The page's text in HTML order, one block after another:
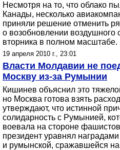
Несмотря на то, что облако
Канады, несколько
приняли решение отменить
о возобновлении
вторника в полном масштабе.
19 апреля 2010 г., 23:01
Власти Молдавии не
Москву из-за Румынии
Кишинев объяснил это
но Москва готова взять
утверждают, что истинной
солидарность с Румынией,
воевала на стороне
президент уравнял
и румынской, сражавшейся